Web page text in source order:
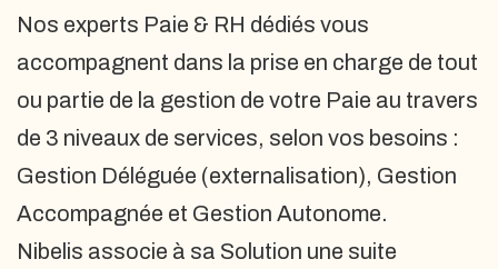
Nos experts Paie & RH dédiés vous
accompagnent dans la prise en charge de tout
ou partie de la gestion de votre Paie au travers
de 3 niveaux de services, selon vos besoins :
Gestion Déléguée (externalisation), Gestion
Accompagnée et Gestion Autonome.
Nibelis associe à sa Solution une suite